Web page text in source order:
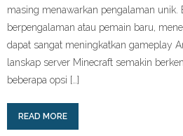
masing menawarkan pengalaman unik.
berpengalaman atau pemain baru,
dapat sangat meningkatkan gameplay
lanskap server Minecraft semakin
beberapa opsi […]
READ MORE